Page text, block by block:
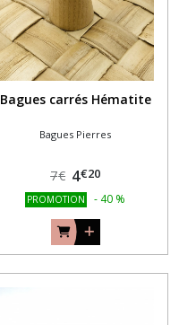
Bagues carrés Hématite
Bagues Pierres
7€ 4€20
PROMOTION - 40 %